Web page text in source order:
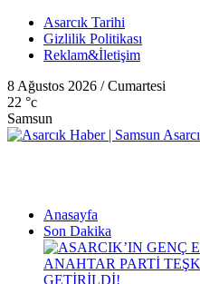
Asarcık Tarihi
Gizlilik Politikası
Reklam&İletişim
8 Ağustos 2026 / Cumartesi
22 °c
Samsun
Anasayfa
Son Dakika